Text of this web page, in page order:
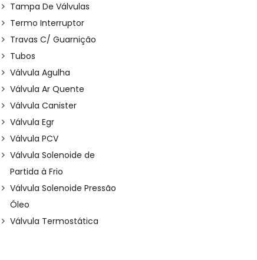
Tampa De Válvulas
Termo Interruptor
Travas C/ Guarnição
Tubos
Válvula Agulha
Válvula Ar Quente
Válvula Canister
Válvula Egr
Válvula PCV
Válvula Solenoide de
Partida à Frio
Válvula Solenoide Pressão
Óleo
Válvula Termostática